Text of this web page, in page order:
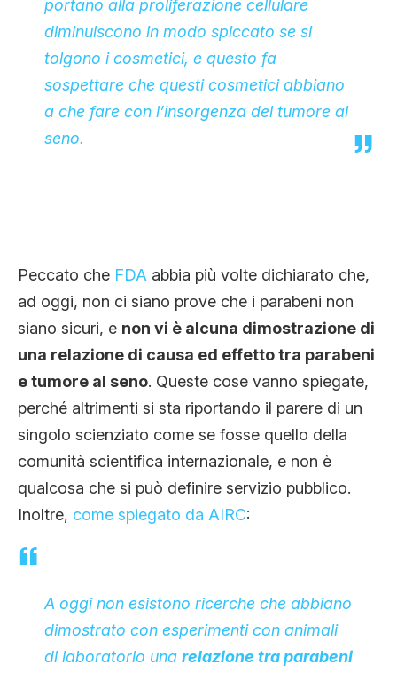
portano alla proliferazione cellulare
diminuiscono in modo spiccato se si
tolgono i cosmetici, e questo fa
sospettare che questi cosmetici abbiano
a che fare con l’insorgenza del tumore al
seno.
Peccato che FDA abbia più volte dichiarato che,
ad oggi, non ci siano prove che i parabeni non
siano sicuri, e non vi è alcuna dimostrazione di
una relazione di causa ed effetto tra parabeni
e tumore al seno. Queste cose vanno spiegate,
perché altrimenti si sta riportando il parere di un
singolo scienziato come se fosse quello della
comunità scientifica internazionale, e non è
qualcosa che si può definire servizio pubblico.
Inoltre, come spiegato da AIRC:
A oggi non esistono ricerche che abbiano
dimostrato con esperimenti con animali
di laboratorio una relazione tra parabeni